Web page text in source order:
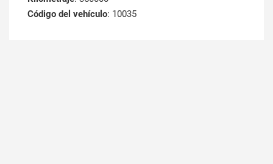
Código del vehículo: 10035